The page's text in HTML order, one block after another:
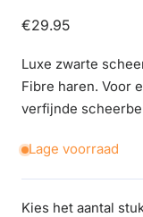
Normale
€29.95
Luxe zwarte
Fibre haren. Voor
verfijnde
Lage voorraad
Kies het aantal